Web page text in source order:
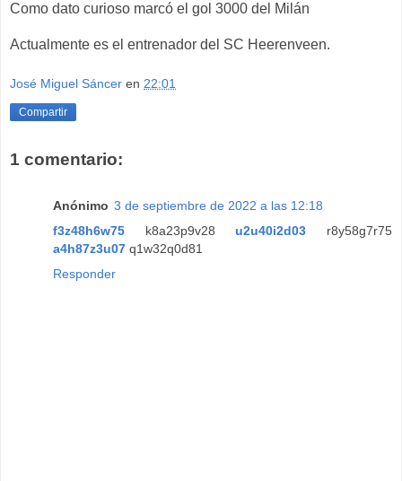
Como dato curioso marcó el gol 3000 del Milán
Actualmente es el entrenador del SC Heerenveen.
José Miguel Sáncer en 22:01
Compartir
1 comentario:
Anónimo 3 de septiembre de 2022 a las 12:18
f3z48h6w75 k8a23p9v28u2u40i2d03 r8y58g7r75
a4h87z3u07 q1w32q0d81
Responder